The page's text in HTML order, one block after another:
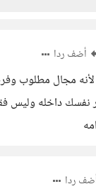
أضف ردا
لأنه مجال مطلوب
نفسك داخله وليس
ردا